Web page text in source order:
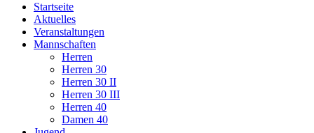
Startseite
Aktuelles
Veranstaltungen
Mannschaften
Herren
Herren 30
Herren 30 II
Herren 30 III
Herren 40
Damen 40